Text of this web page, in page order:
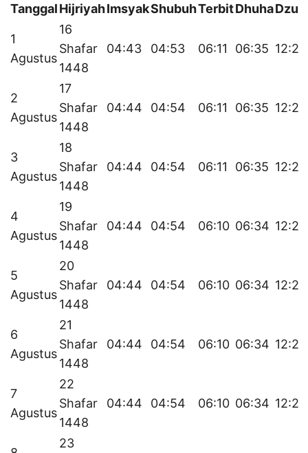
TanggalHijriyahImsyakShubuhTerbitDhuha
1
Agustus
16
Shafar
1448
04:43 04:53 06:11 06:35 12:20
2
Agustus
17
Shafar
1448
04:44 04:54 06:11 06:35 12:20
3
Agustus
18
Shafar
1448
04:44 04:54 06:11 06:35 12:20
4
Agustus
19
Shafar
1448
04:44 04:54 06:10 06:34 12:20
5
Agustus
20
Shafar
1448
04:44 04:54 06:10 06:34 12:20
6
Agustus
21
Shafar
1448
04:44 04:54 06:10 06:34 12:20
7
Agustus
22
Shafar
1448
04:44 04:54 06:10 06:34 12:20
23